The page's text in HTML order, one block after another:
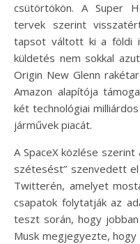
csütörtökön. A Super
tervek szerint
tapsot váltott ki a földi
küldetés nem sokkal
Origin New Glenn
Amazon alapítója
két technológiai
járművek piacát.
A SpaceX közlése
szétesést” szenvedett
Twitterén, amelyet
csapatok folytatják az
teszt során, hogy
Musk megjegyezte,